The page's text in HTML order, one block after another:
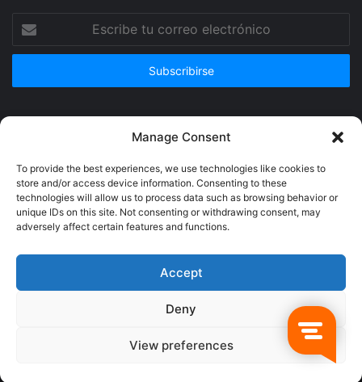
Manage Consent
To provide the best experiences, we use technologies like cookies to
store and/or access device information. Consenting to these
technologies will allow us to process data such as browsing behavior or
unique IDs on this site. Not consenting or withdrawing consent, may
adversely affect certain features and functions.
Accept
Deny
View preferences
correo
© Copyright 2026, Todos los derechos reservados @Crucerum |
Facebook
TwitterYouTubeInstagram